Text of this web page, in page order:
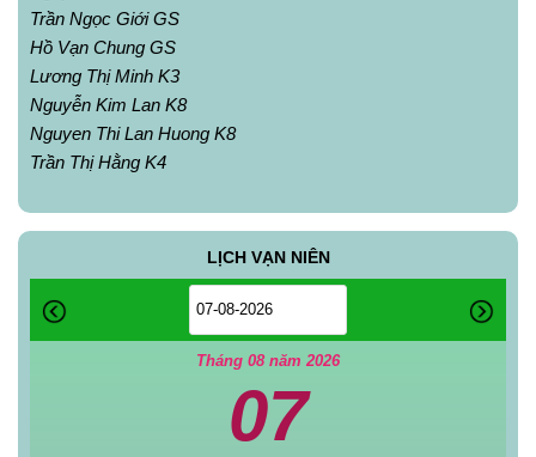
Trần Ngọc Giới GS
Hồ Vạn Chung GS
Lương Thị Minh K3
Nguyễn Kim Lan K8
Nguyen Thi Lan Huong K8
Trần Thị Hằng K4
LỊCH VẠN NIÊN
Tháng 08 năm 2026
07